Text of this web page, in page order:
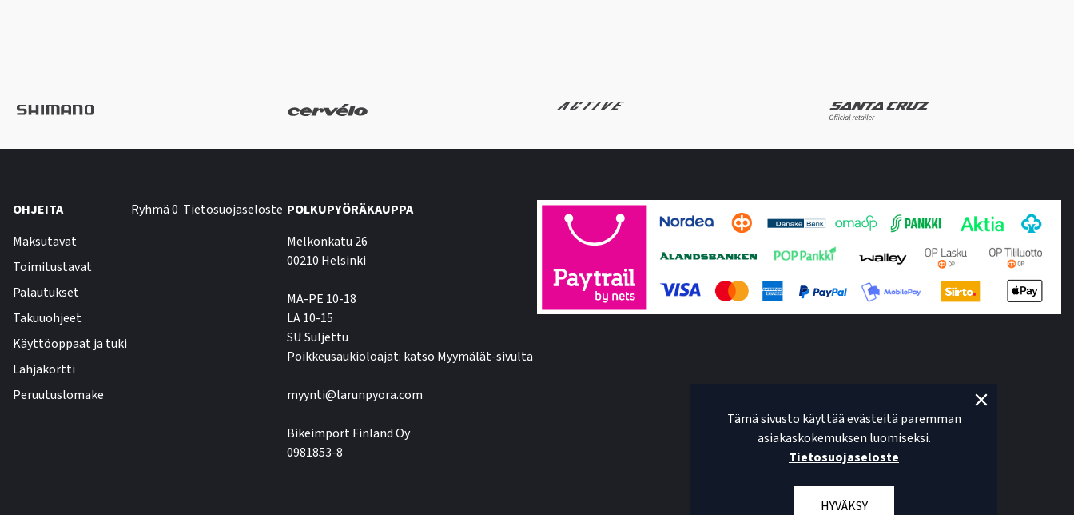
OHJEITA
Maksutavat
Toimitustavat
Palautukset
Takuuohjeet
Käyttöoppaat ja tuki
Lahjakortti
Peruutuslomake
Ryhmä 0 Tietosuojaseloste POLKUPYÖRÄKAUPPA
Melkonkatu 26
00210 Helsinki
MA-PE 10-18
LA 10-15
SU Suljettu
Poikkeusaukioloajat: katso Myymälät-sivulta
myynti@larunpyora.com
Bikeimport Finland Oy
0981853-8
Tämä sivusto käyttää evästeitä paremman
asiakaskokemuksen luomiseksi.
Tietosuojaseloste
HYVÄKSY